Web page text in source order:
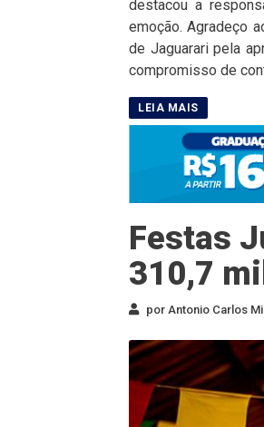
destacou a
emoção. Agradeço
de Jaguarari pela
compromisso de
Festas
310,7
por Antonio Carlos